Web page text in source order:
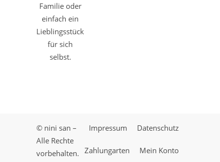
Familie oder
einfach ein
Lieblingsstück
für sich
selbst.
Datenschutz
Impressum
Mein Konto
Zahlungarten
© nini san –
Alle Rechte
vorbehalten.